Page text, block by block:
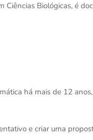
Ciências Biológicas, é
há mais de 12
e criar uma